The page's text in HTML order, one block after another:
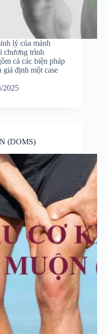
lý của mảnh
chương trình
cả các biện pháp
giả định một case
2025
(DOMS)